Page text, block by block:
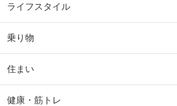
ライフスタイル
乗り物
住まい
健康・筋トレ